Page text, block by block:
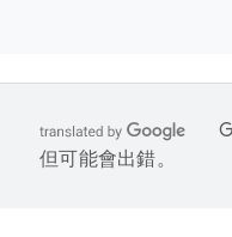
但可能會出錯。